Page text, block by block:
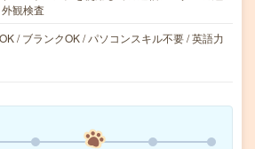
観検査
/ ブランクOK / パソコンスキル不要 / 英語力